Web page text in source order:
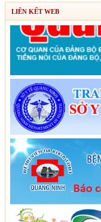
LIÊN KẾT WEB